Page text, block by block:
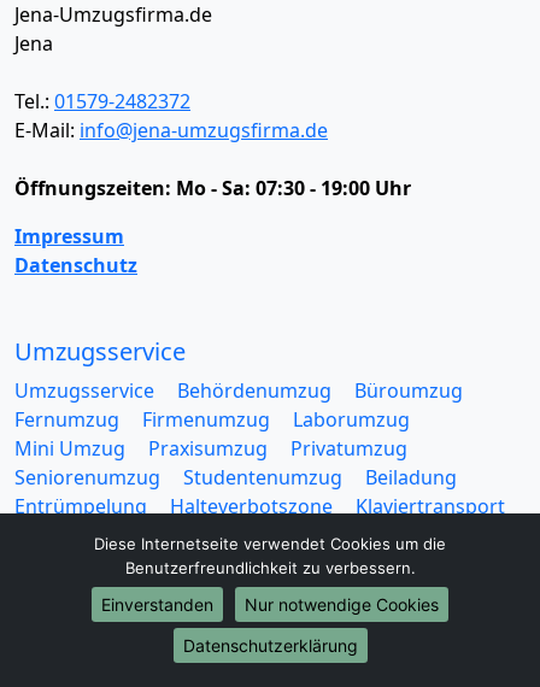
Jena-Umzugsfirma.de
Jena
Tel.: 01579-2482372
E-Mail: info@jena-umzugsfirma.de
Öffnungszeiten: Mo - Sa: 07:30 - 19:00 Uhr
Impressum
Datenschutz
Umzugsservice
Umzugsservice Behördenumzug
Büroumzug
Fernumzug
Firmenumzug
Laborumzug
Mini Umzug
Praxisumzug
Privatumzug
Seniorenumzug
Studentenumzug
Beiladung
Entrümpelung
Halteverbotszone
Klaviertransport
Möbellift
Haushaltsauflösung
Möbeltaxi
Möbelmitfahrzentrale
Umzugskartons
Diese Internetseite verwendet Cookies um die
Benutzerfreundlichkeit zu verbessern.
Einverstanden
Nur notwendige Cookies
Datenschutzerklärung